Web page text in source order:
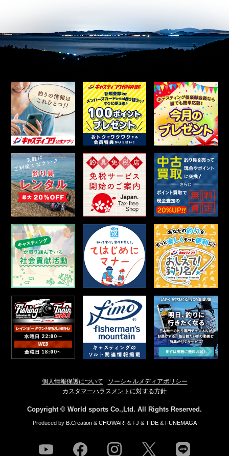
個人情報保護について
ソーシャルメディアポリシー
カスタマーハラスメントに対する方針
Copyright © World sports Co.,Ltd. All Rights Reserved.
Produced by B.Creation& CHOWARI & FJ & TIDE& FUNEMAGA
youtube facebook instagram line